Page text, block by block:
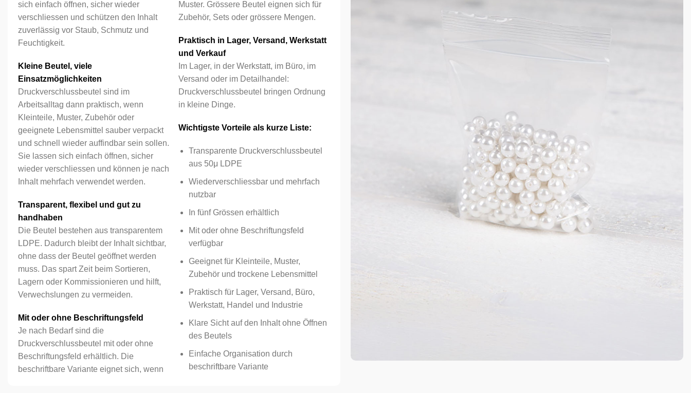
sich einfach öffnen, sicher wieder
verschliessen und schützen den Inhalt
zuverlässig vor Staub, Schmutz und
Feuchtigkeit.
Kleine Beutel, viele
Einsatzmöglichkeiten
Druckverschlussbeutel sind im
Arbeitsalltag dann praktisch, wenn
Kleinteile, Muster, Zubehör oder
geeignete Lebensmittel sauber verpackt
und schnell wieder auffindbar sein sollen.
Sie lassen sich einfach öffnen, sicher
wieder verschliessen und können je nach
Inhalt mehrfach verwendet werden.
Transparent, flexibel und gut zu
handhaben
Die Beutel bestehen aus transparentem
LDPE. Dadurch bleibt der Inhalt sichtbar,
ohne dass der Beutel geöffnet werden
muss. Das spart Zeit beim Sortieren,
Lagern oder Kommissionieren und hilft,
Verwechslungen zu vermeiden.
Mit oder ohne Beschriftungsfeld
Je nach Bedarf sind die
Druckverschlussbeutel mit oder ohne
Beschriftungsfeld erhältlich. Die
beschriftbare Variante eignet sich, wenn
Muster. Grössere Beutel eignen sich für
Zubehör, Sets oder grössere Mengen.
Praktisch in Lager, Versand, Werkstatt
und Verkauf
Im Lager, in der Werkstatt, im Büro, im
Versand oder im Detailhandel:
Druckverschlussbeutel bringen Ordnung
in kleine Dinge.
Wichtigste Vorteile als kurze Liste:
Transparente Druckverschlussbeutel
aus 50μ LDPE
Wiederverschliessbar und mehrfach
nutzbar
In fünf Grössen erhältlich
Mit oder ohne Beschriftungsfeld
verfügbar
Geeignet für Kleinteile, Muster,
Zubehör und trockene Lebensmittel
Praktisch für Lager, Versand, Büro,
Werkstatt, Handel und Industrie
Klare Sicht auf den Inhalt ohne Öffnen
des Beutels
Einfache Organisation durch
beschriftbare Variante